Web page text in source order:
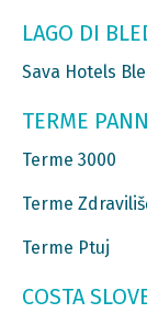
LAGO DI
Sava Hotels
TERME
Terme 3000
Terme
Terme Ptuj
COSTA